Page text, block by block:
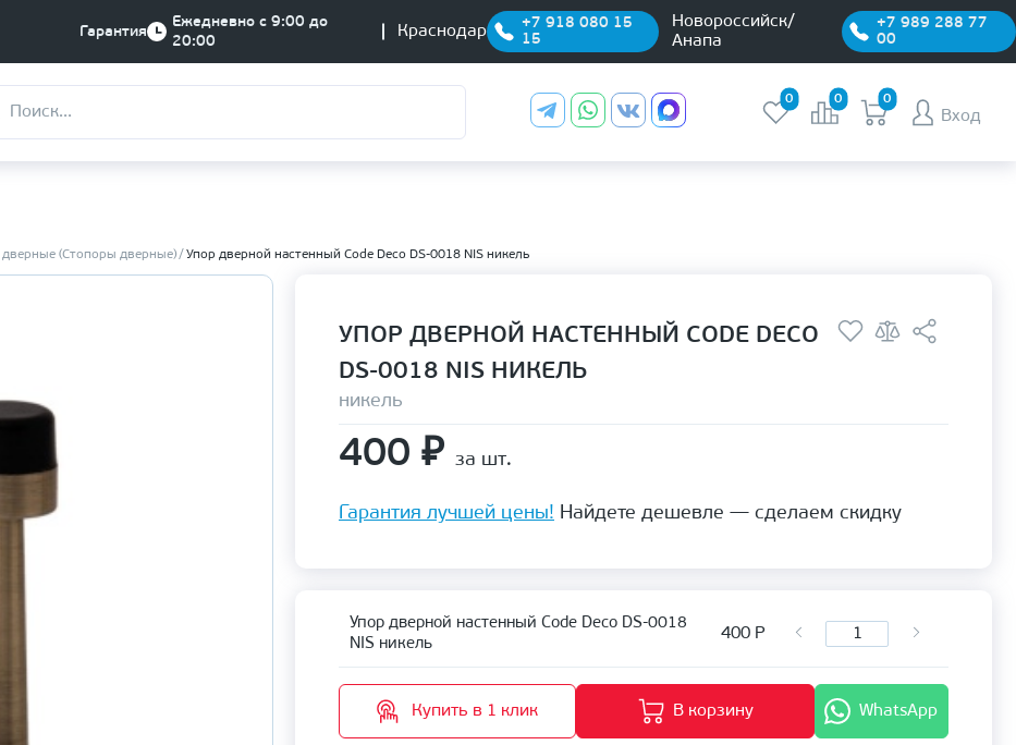
Гарантия
Ежедневно с 9:00 до
20:00
Краснодар
+7 918 080 15
15
Новороссийск/
Анапа
+7 989 288 77
00
0 0 0
Вход
(Стопоры дверные) Упор дверной настенный Code Deco DS-0018 NIS никель
УПОР ДВЕРНОЙ НАСТЕННЫЙ CODE DECO
DS-0018 NIS НИКЕЛЬ
никель
400 ₽ за шт.
Гарантия лучшей цены! Найдете дешевле — сделаем скидку
Упор дверной настенный Code Deco DS-0018
NIS никель
400 Р
Купить в 1 клик В корзину WhatsApp